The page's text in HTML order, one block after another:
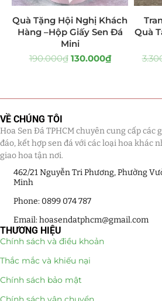
Hoa Tặng 14/2
Hoa Tặng 20/10
Quà Tặng
Quà Tặng Sếp
Quà Tết
Sen Đá DECOR
Bình Hoa Sen Đá
Hoa Cưới Sen Đá
Quà Tặng Hội Nghị Khách
Hàng –Hộp Giấy Sen Đá
Mini
190.000₫ 130.000₫
Quà
VỀ CHÚNG TÔI
Hoa Sen Đá TPHCM chuyên cung cấp các
đáo, kết hợp sen đá với các loại hoa khác
giao hoa tận nơi.
462/21 Nguyễn Tri Phương, Phường
Minh
Phone: 0899 074 787
Email: hoasendatphcm@gmail.com
THƯƠNG HIỆU
Chính sách và điều khoản
Thắc mắc và khiếu nại
Chính sách bảo mật